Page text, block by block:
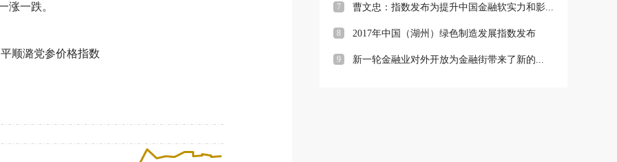
涨一跌。
顺潞党参价格指数
7 曹文忠：指数发布为提升中国金融软实力和影...
8 2017年中国（湖州）绿色制造发展指数发布
9 新一轮金融业对外开放为金融街带来了新的...